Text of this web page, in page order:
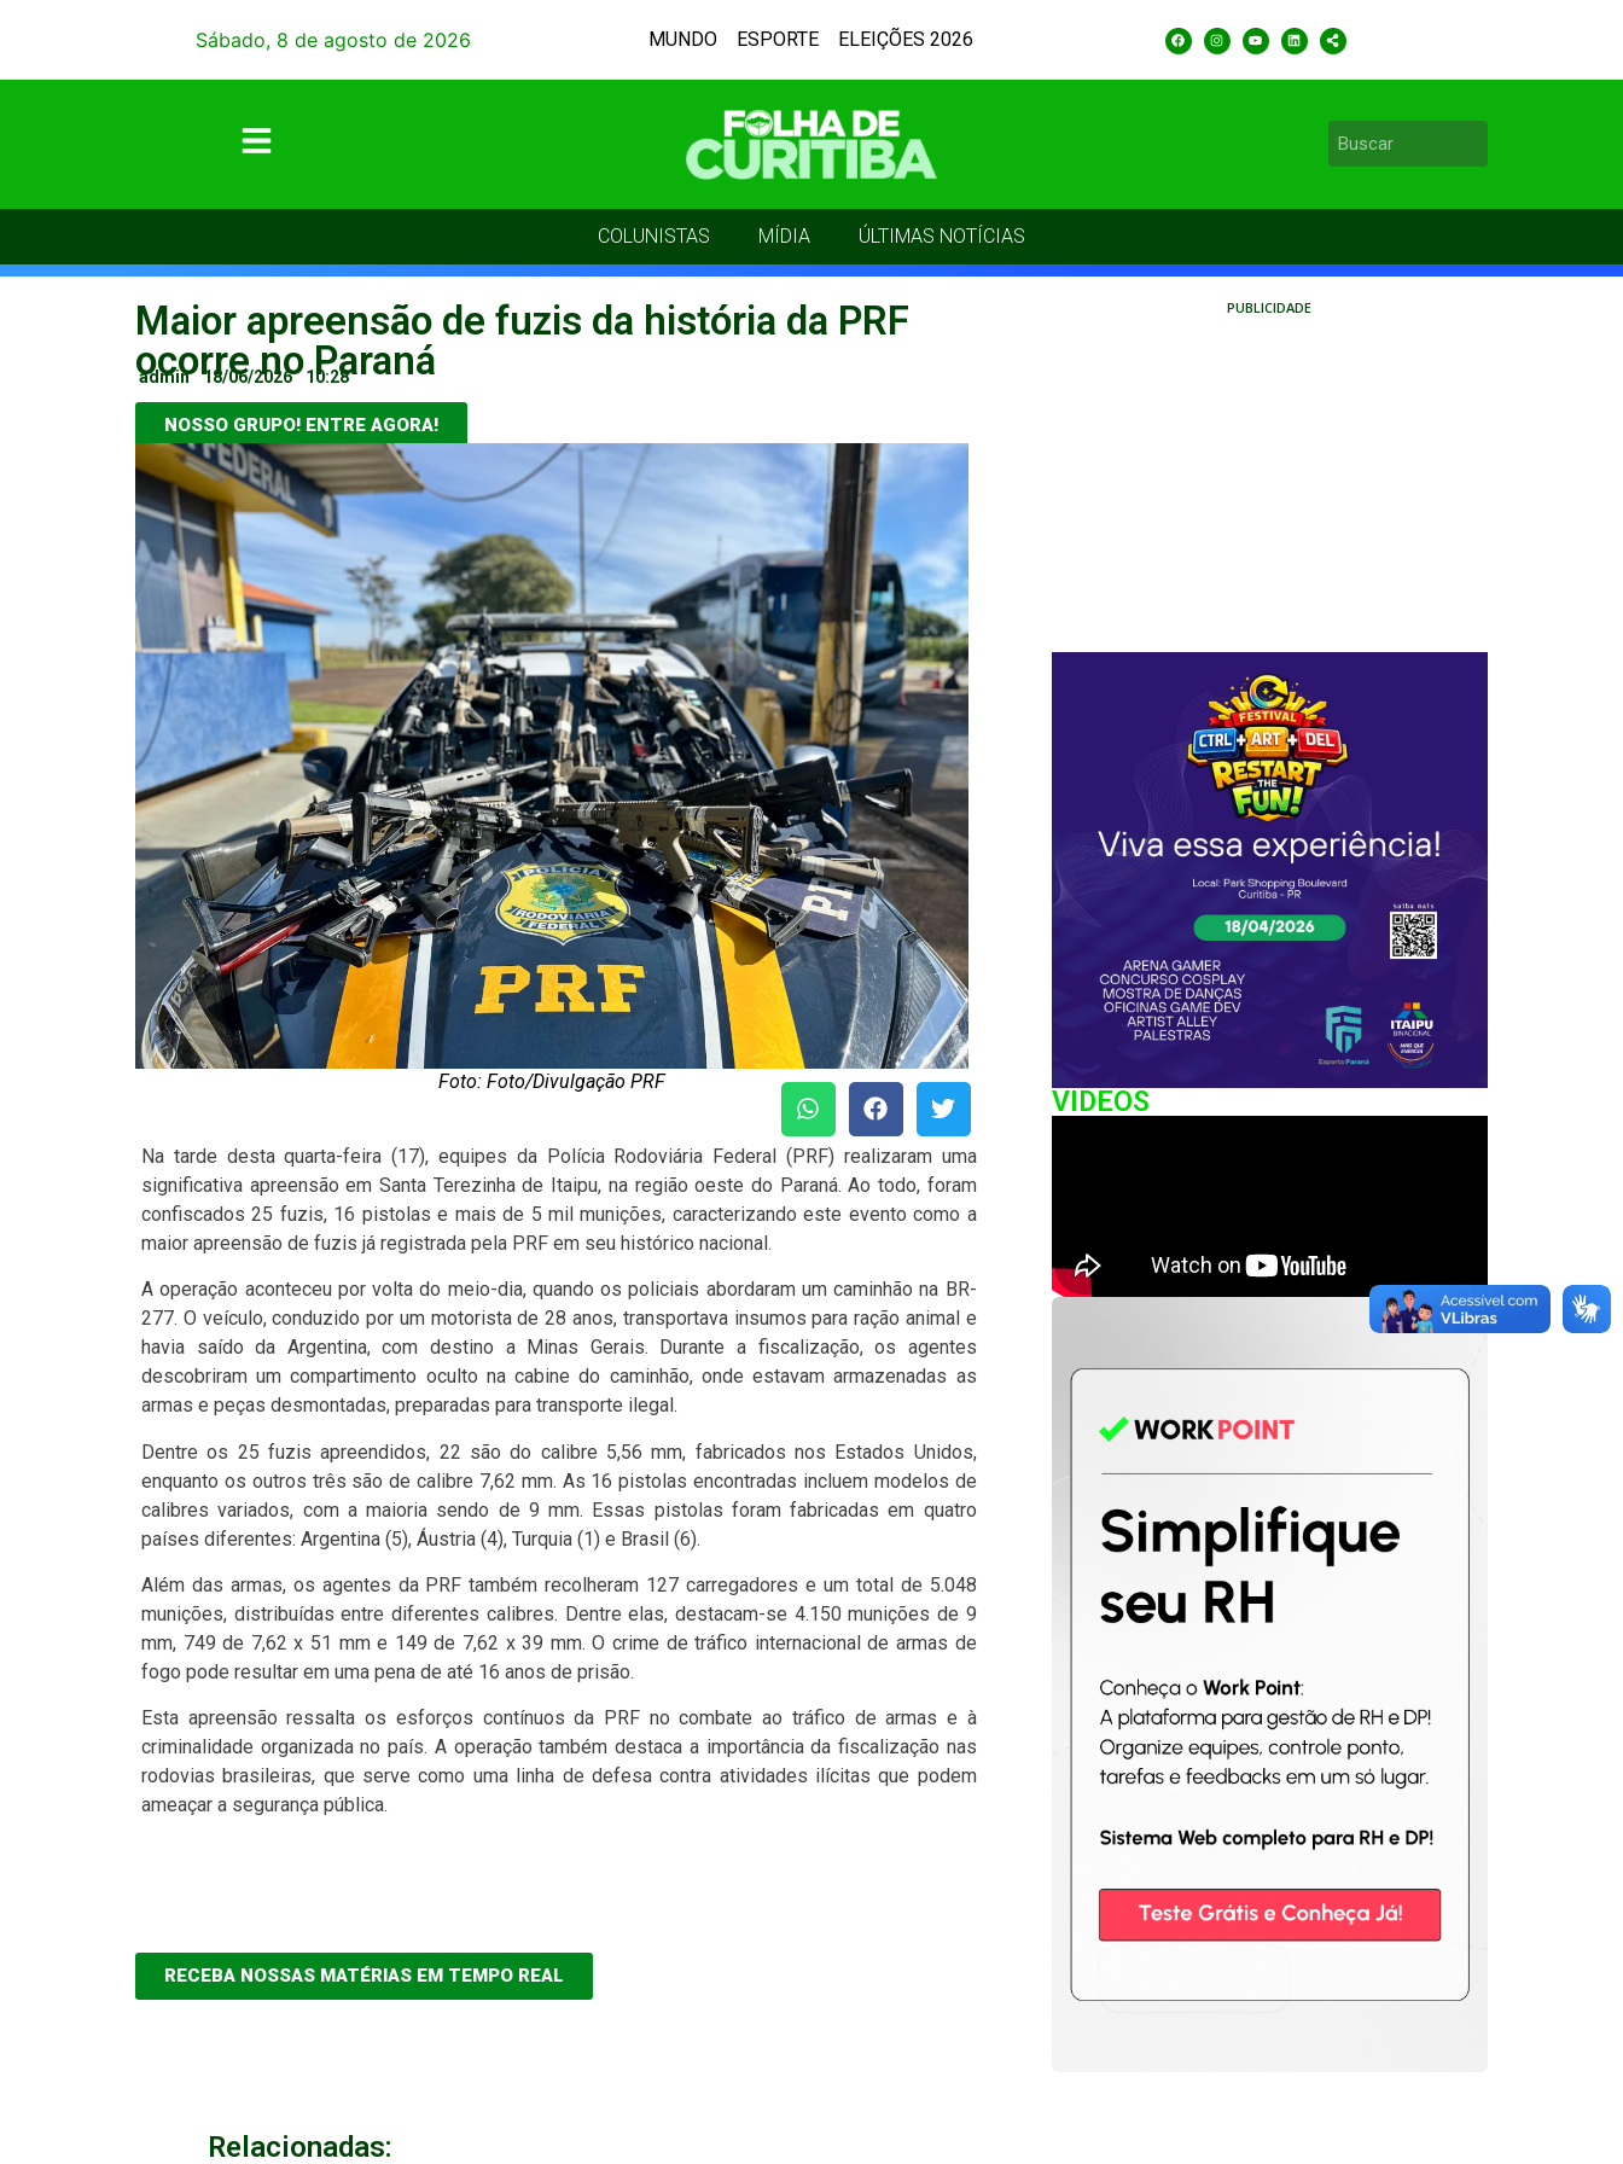
Sábado, 8 de agosto de 2026 MUNDO ESPORTE ELEIÇÕES 2026
COLUNISTAS MÍDIA ÚLTIMAS NOTÍCIAS
Maior apreensão de fuzis da história da PRF
ocorre no Paraná
admin 18/06/2026 10:28
NOSSO GRUPO! ENTRE AGORA!
Foto: Foto/Divulgação PRF
Na tarde desta quarta-feira (17), equipes da Polícia Rodoviária Federal (PRF) realizaram uma
significativa apreensão em Santa Terezinha de Itaipu, na região oeste do Paraná. Ao todo, foram
confiscados 25 fuzis, 16 pistolas e mais de 5 mil munições, caracterizando este evento como a
maior apreensão de fuzis já registrada pela PRF em seu histórico nacional.
A operação aconteceu por volta do meio-dia, quando os policiais abordaram um caminhão na BR-
277. O veículo, conduzido por um motorista de 28 anos, transportava insumos para ração animal e
havia saído da Argentina, com destino a Minas Gerais. Durante a fiscalização, os agentes
descobriram um compartimento oculto na cabine do caminhão, onde estavam armazenadas as
armas e peças desmontadas, preparadas para transporte ilegal.
Dentre os 25 fuzis apreendidos, 22 são do calibre 5,56 mm, fabricados nos Estados Unidos,
enquanto os outros três são de calibre 7,62 mm. As 16 pistolas encontradas incluem modelos de
calibres variados, com a maioria sendo de 9 mm. Essas pistolas foram fabricadas em quatro
países diferentes: Argentina (5), Áustria (4), Turquia (1) e Brasil (6).
Além das armas, os agentes da PRF também recolheram 127 carregadores e um total de 5.048
munições, distribuídas entre diferentes calibres. Dentre elas, destacam-se 4.150 munições de 9
mm, 749 de 7,62 x 51 mm e 149 de 7,62 x 39 mm. O crime de tráfico internacional de armas de
fogo pode resultar em uma pena de até 16 anos de prisão.
Esta apreensão ressalta os esforços contínuos da PRF no combate ao tráfico de armas e à
criminalidade organizada no país. A operação também destaca a importância da fiscalização nas
rodovias brasileiras, que serve como uma linha de defesa contra atividades ilícitas que podem
ameaçar a segurança pública.
RECEBA NOSSAS MATÉRIAS EM TEMPO REAL
PUBLICIDADE
VIDEOS
Relacionadas: